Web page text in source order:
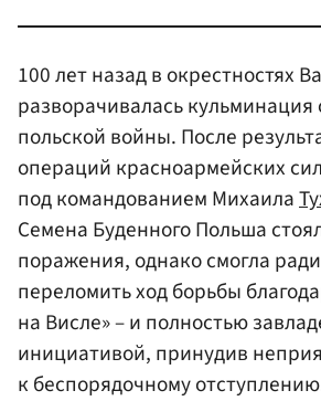
100 лет назад в окрестностях
разворачивалась кульминация
польской войны. После
операций красноармейских сил
под командованием Михаила
Семена Буденного Польша
поражения, однако смогла
переломить ход борьбы
на Висле» – и полностью
инициативой, принудив
к беспорядочному